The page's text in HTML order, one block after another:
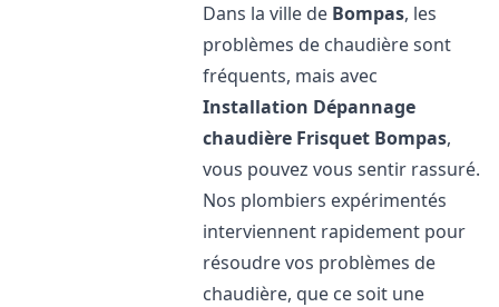
Dans la ville de Bompas, les
problèmes de chaudière sont
fréquents, mais avec
Installation Dépannage
chaudière Frisquet Bompas,
vous pouvez vous sentir rassuré.
Nos plombiers expérimentés
interviennent rapidement pour
résoudre vos problèmes de
chaudière, que ce soit une